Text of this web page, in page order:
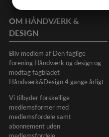
OM HÅNDVÆRK &
DESIGN
Bliv medlem af Den faglige
forening Håndværk og design og
modtag fagbladet
Håndværk&Design 4 gange årligt
Vi tilbyder forskellige
medlemsformer med
medlemsfordele samt
abonnement uden
MARKETING